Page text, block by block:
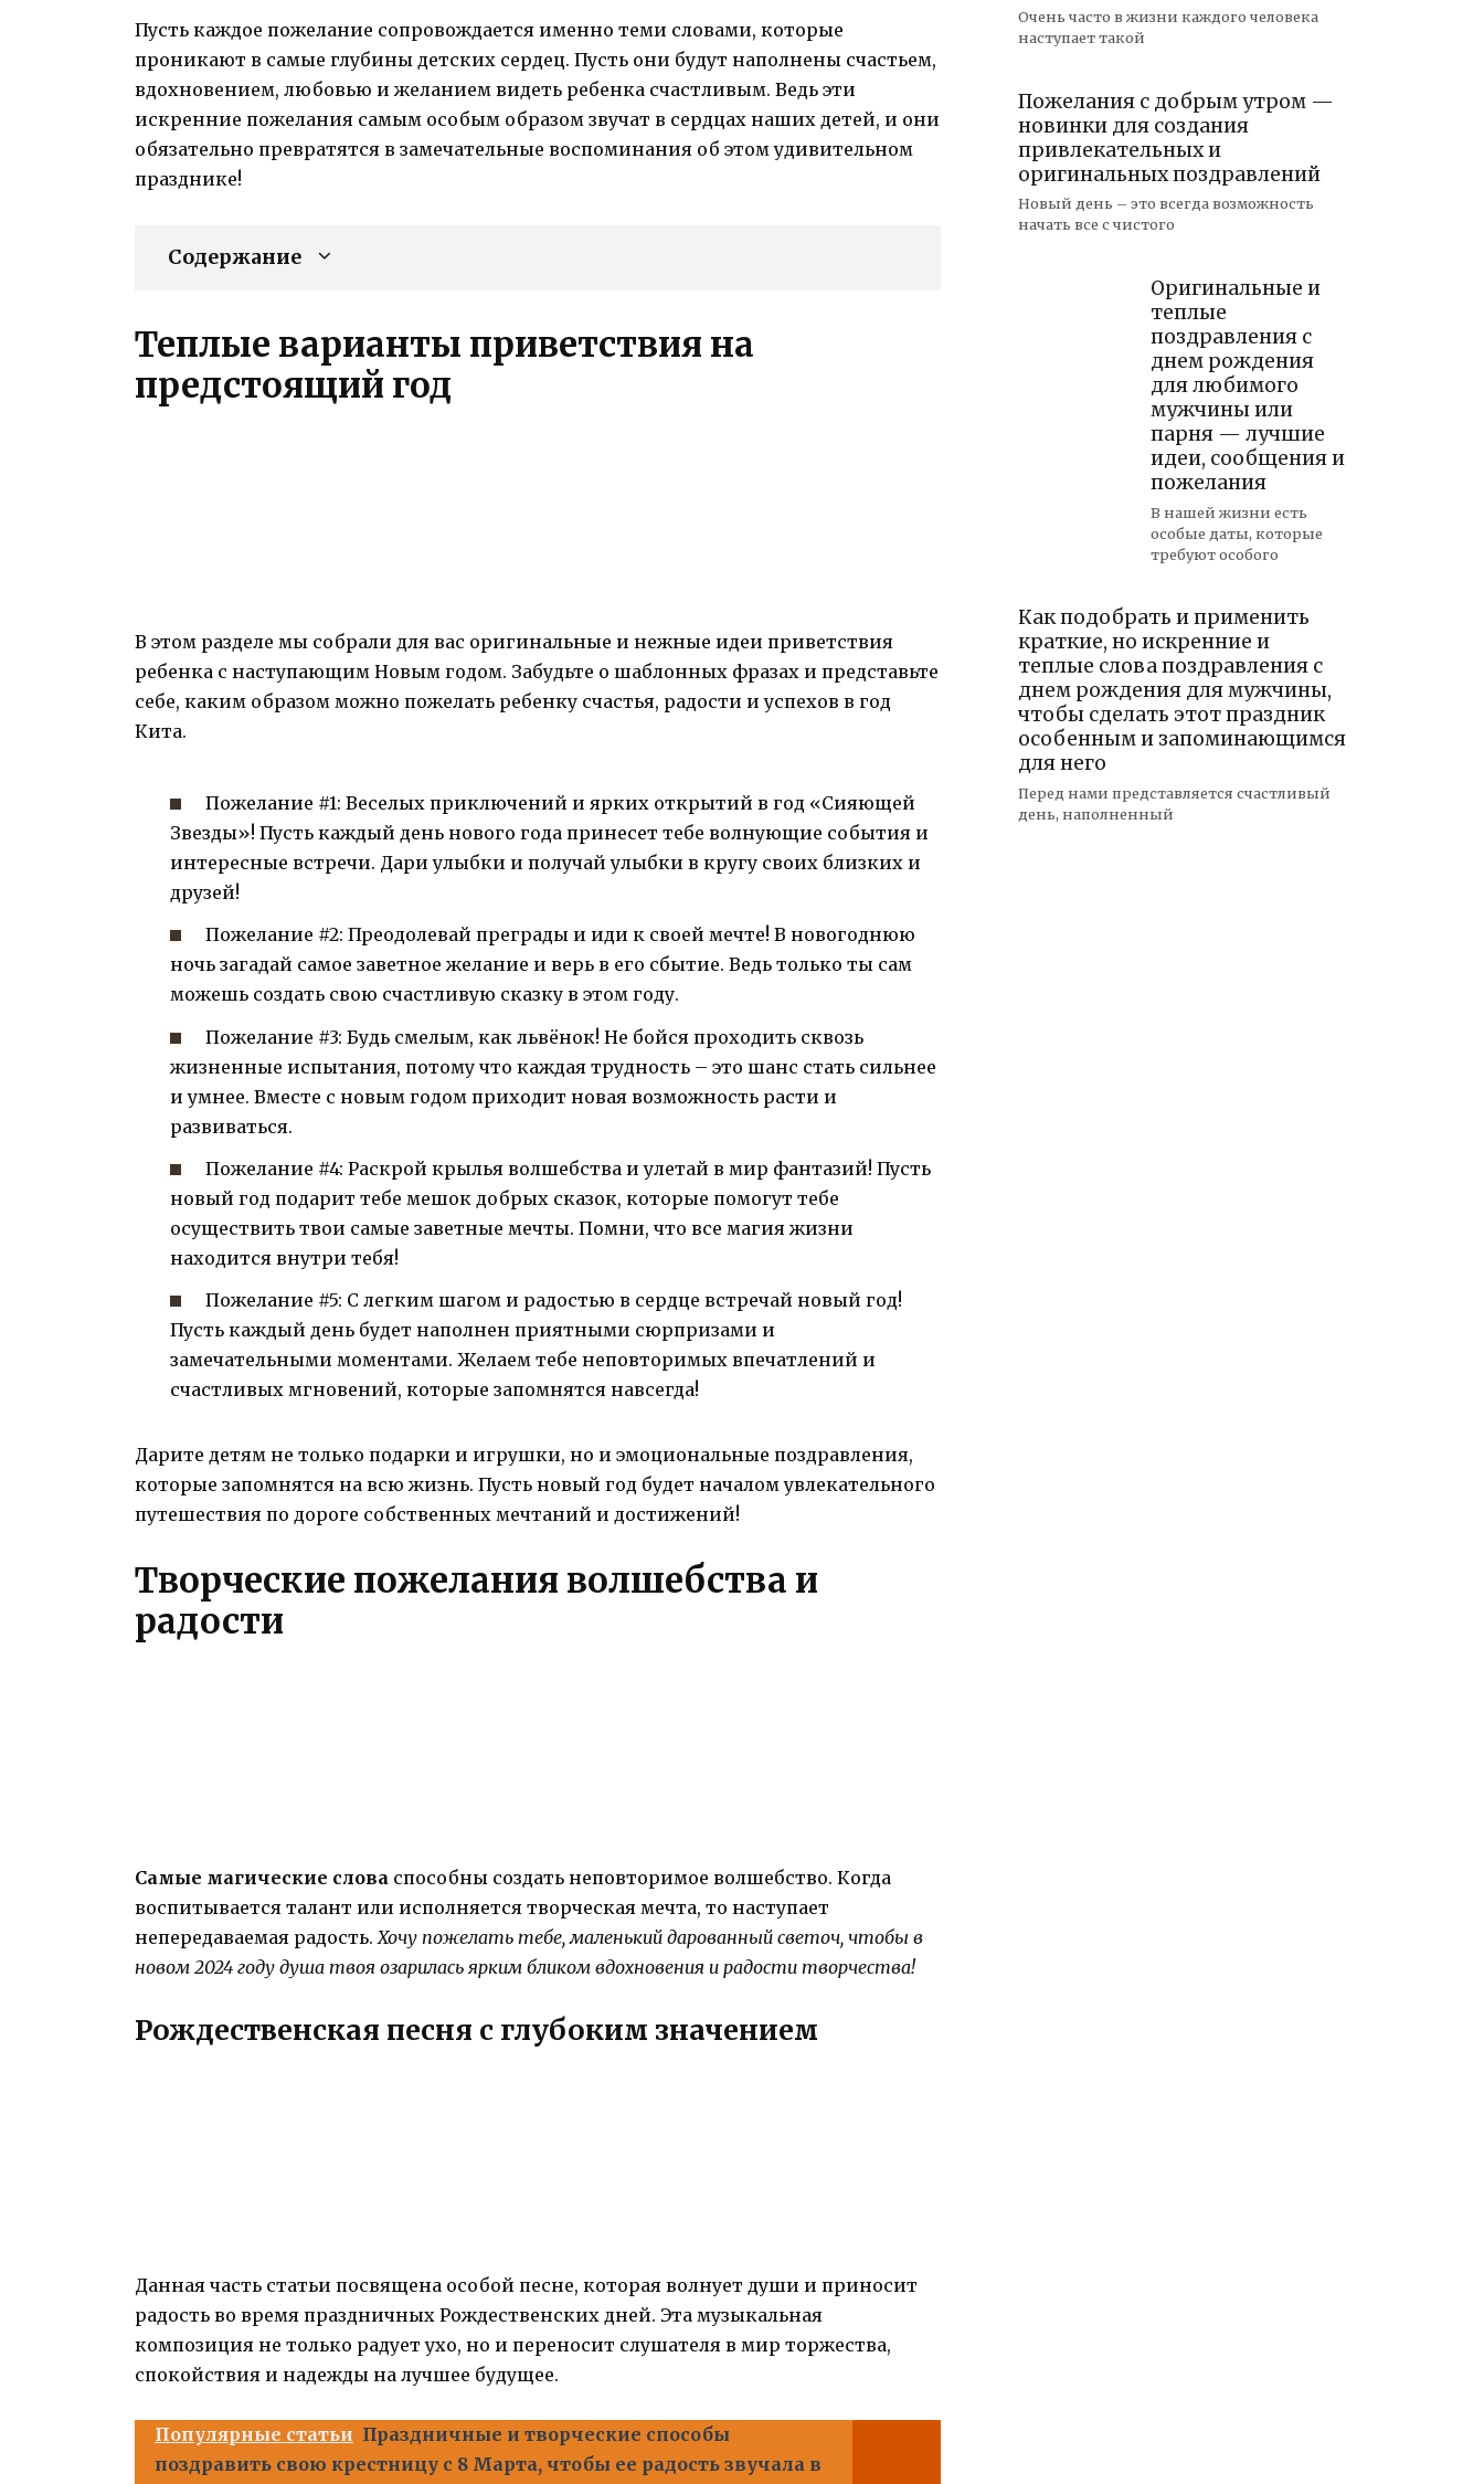
Пусть каждое пожелание сопровождается именно теми словами, которые
проникают в самые глубины детских сердец. Пусть они будут наполнены счастьем,
вдохновением, любовью и желанием видеть ребенка счастливым. Ведь эти
искренние пожелания самым особым образом звучат в сердцах наших детей, и они
обязательно превратятся в замечательные воспоминания об этом удивительном
празднике!
Содержание
Теплые варианты приветствия на
предстоящий год
В этом разделе мы собрали для вас оригинальные и нежные идеи приветствия
ребенка с наступающим Новым годом. Забудьте о шаблонных фразах и представьте
себе, каким образом можно пожелать ребенку счастья, радости и успехов в год
Кита.
Пожелание #1: Веселых приключений и ярких открытий в год «Сияющей
Звезды»! Пусть каждый день нового года принесет тебе волнующие события и
интересные встречи. Дари улыбки и получай улыбки в кругу своих близких и
друзей!
Пожелание #2: Преодолевай преграды и иди к своей мечте! В новогоднюю
ночь загадай самое заветное желание и верь в его сбытие. Ведь только ты сам
можешь создать свою счастливую сказку в этом году.
Пожелание #3: Будь смелым, как львёнок! Не бойся проходить сквозь
жизненные испытания, потому что каждая трудность – это шанс стать сильнее
и умнее. Вместе с новым годом приходит новая возможность расти и
развиваться.
Пожелание #4: Раскрой крылья волшебства и улетай в мир фантазий! Пусть
новый год подарит тебе мешок добрых сказок, которые помогут тебе
осуществить твои самые заветные мечты. Помни, что все магия жизни
находится внутри тебя!
Пожелание #5: С легким шагом и радостью в сердце встречай новый год!
Пусть каждый день будет наполнен приятными сюрпризами и
замечательными моментами. Желаем тебе неповторимых впечатлений и
счастливых мгновений, которые запомнятся навсегда!
Дарите детям не только подарки и игрушки, но и эмоциональные поздравления,
которые запомнятся на всю жизнь. Пусть новый год будет началом увлекательного
путешествия по дороге собственных мечтаний и достижений!
Творческие пожелания волшебства и
радости
Самые магические слова способны создать неповторимое волшебство. Когда
воспитывается талант или исполняется творческая мечта, то наступает
непередаваемая радость.Хочу пожелать тебе, маленький дарованный светоч, чтобы в
новом 2024 году душа твоя озарилась ярким бликом вдохновения и радости творчества!
Рождественская песня с глубоким значением
Данная часть статьи посвящена особой песне, которая волнует души и приносит
радость во время праздничных Рождественских дней. Эта музыкальная
композиция не только радует ухо, но и переносит слушателя в мир торжества,
спокойствия и надежды на лучшее будущее.
Популярные статьи Праздничные и творческие способы
поздравить свою крестницу с 8 Марта, чтобы ее радость звучала в
Очень часто в жизни каждого человека
наступает такой
Пожелания с добрым утром —
новинки для создания
привлекательных и
оригинальных поздравлений
Новый день – это всегда возможность
начать все с чистого
Оригинальные и
теплые
поздравления с
днем рождения
для любимого
мужчины или
парня — лучшие
идеи, сообщения и
пожелания
В нашей жизни есть
особые даты, которые
требуют особого
Как подобрать и применить
краткие, но искренние и
теплые слова поздравления с
днем рождения для мужчины,
чтобы сделать этот праздник
особенным и запоминающимся
для него
Перед нами представляется счастливый
день, наполненный